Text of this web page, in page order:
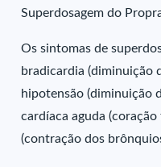
Superdosagem do
Os sintomas de
bradicardia (diminuição
hipotensão (diminuição
cardíaca aguda
(contração dos